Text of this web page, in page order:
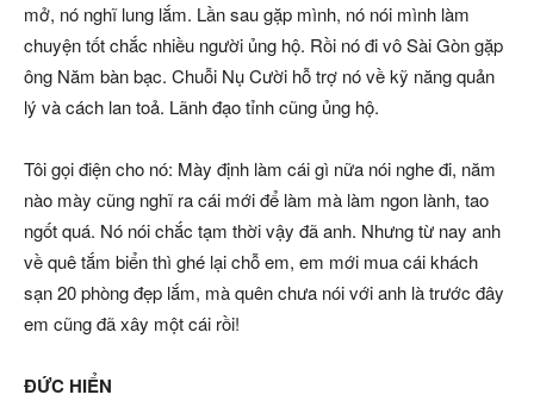
mở, nó nghĩ lung lắm. Lần sau gặp mình, nó nói mình làm
chuyện tốt chắc nhiều người ủng hộ. Rồi nó đi vô Sài Gòn gặp
ông Năm bàn bạc. Chuỗi Nụ Cười hỗ trợ nó về kỹ năng quản
lý và cách lan toả. Lãnh đạo tỉnh cũng ủng hộ.
Tôi gọi điện cho nó: Mày định làm cái gì nữa nói nghe đi, năm
nào mày cũng nghĩ ra cái mới để làm mà làm ngon lành, tao
ngốt quá. Nó nói chắc tạm thời vậy đã anh. Nhưng từ nay anh
về quê tắm biển thì ghé lại chỗ em, em mới mua cái khách
sạn 20 phòng đẹp lắm, mà quên chưa nói với anh là trước đây
em cũng đã xây một cái rồi!
ĐỨC HIỂN